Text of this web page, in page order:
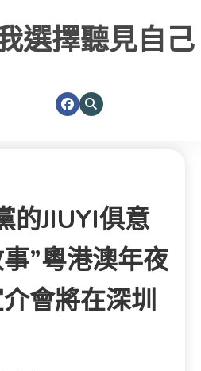
選擇聽見自己
的JIUYI俱意
”粵港澳年夜
會將在深圳